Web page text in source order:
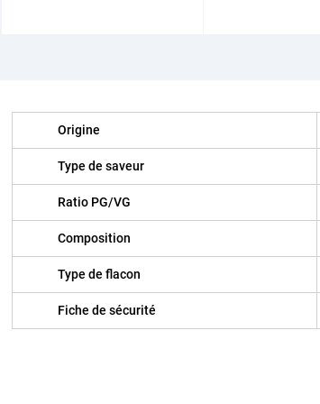
Origine
Type de saveur
Ratio PG/VG
Composition
Type de flacon
Fiche de sécurité